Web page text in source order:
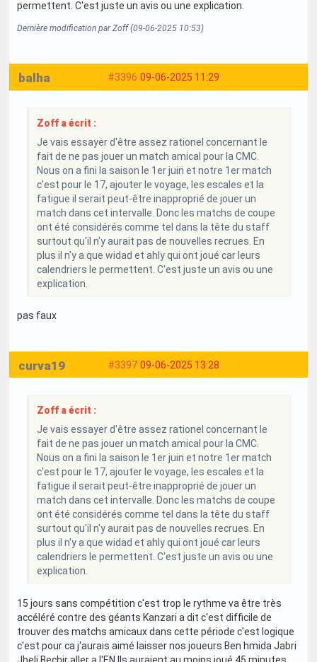
permettent. C'est juste un avis ou une explication.
Dernière modification par Zoff (09-06-2025 10:53)
#3396 09-06-2025 11:29
balha
Zoff a écrit :
Je vais essayer d'être assez rationel concernant le
fait de ne pas jouer un match amical pour la CMC.
Nous on a fini la saison le 1er juin et notre 1er match
c'est pour le 17, ajouter le voyage, les escales et la
fatigue il serait peut-être inapproprié de jouer un
match dans cet intervalle. Donc les matchs de coupe
ont été considérés comme tel dans la tête du staff
surtout qu'il n'y aurait pas de nouvelles recrues. En
plus il n'y a que widad et ahly qui ont joué car leurs
calendriers le permettent. C'est juste un avis ou une
explication.
pas faux
#3397 09-06-2025 13:28
curva19
Zoff a écrit :
Je vais essayer d'être assez rationel concernant le
fait de ne pas jouer un match amical pour la CMC.
Nous on a fini la saison le 1er juin et notre 1er match
c'est pour le 17, ajouter le voyage, les escales et la
fatigue il serait peut-être inapproprié de jouer un
match dans cet intervalle. Donc les matchs de coupe
ont été considérés comme tel dans la tête du staff
surtout qu'il n'y aurait pas de nouvelles recrues. En
plus il n'y a que widad et ahly qui ont joué car leurs
calendriers le permettent. C'est juste un avis ou une
explication.
15 jours sans compétition c'est trop le rythme va être très
accéléré contre des géants Kanzari a dit c'est difficile de
trouver des matchs amicaux dans cette période c'est logique
c'est pour ca j'aurais aimé laisser nos joueurs Ben hmida Jabri
Jbeli Bechir aller a l'EN Ils auraient au moins joué 45 minutes